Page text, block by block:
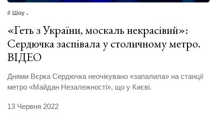
# Шоу
«Геть з України, москаль некрасівий»:
Сердючка заспівала у столичному метро.
ВІДЕО
Днями Вєрка Сердючка неочікувано «запалила» на станції
метро «Майдан Незалежності», що у Києві.
13 Червня 2022